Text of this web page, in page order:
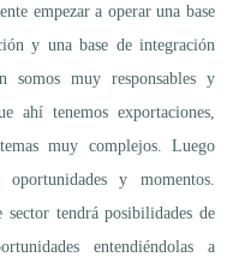
empezar a operar una base
y una base de integración
somos muy responsables y
ahí tenemos exportaciones,
muy complejos. Luego
y momentos.
sector tendrá posibilidades de
entendiéndolas a